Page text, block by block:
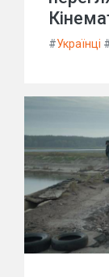
#Українці